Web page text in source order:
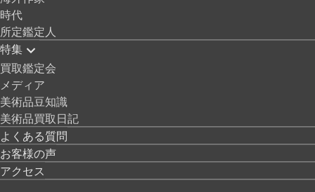
時代
所定鑑定人
特集
買取鑑定会
メディア
美術品豆知識
美術品買取日記
よくある質問
お客様の声
アクセス